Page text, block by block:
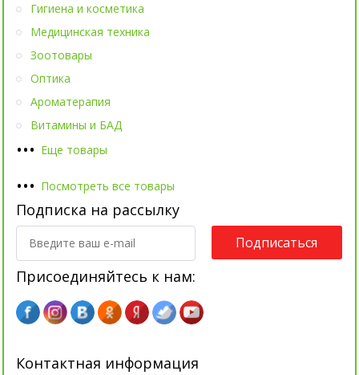
••• Еще товары
Гигиена и косметика
Медицинская техника
Зоотовары
Оптика
Ароматерапия
Витамины и БАД
••• Посмотреть все товары
Подписка на рассылку
Подписаться
Присоединяйтесь к нам:
Контактная информация